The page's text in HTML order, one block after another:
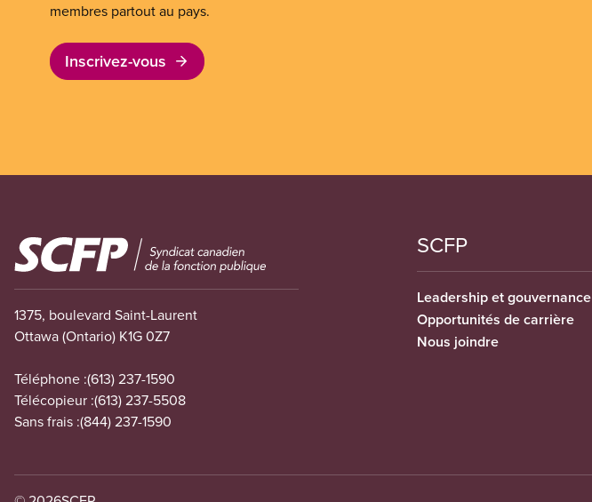
membres partout au pays.
Inscrivez-vous
Image
1375, boulevard Saint-Laurent
Ottawa (Ontario) K1G 0Z7
Téléphone :(613) 237-1590
Télécopieur :(613) 237-5508
Sans frais :(844) 237-1590
SCFP
Leadership et gouvernance
Opportunités de carrière
Nous joindre